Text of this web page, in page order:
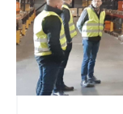
mens
en
milieu